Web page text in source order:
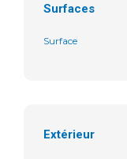
Surfaces
Surface
Extérieur